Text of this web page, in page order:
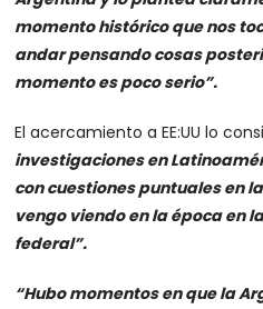
momento histórico que nos
andar pensando cosas
momento es poco serio”.
El acercamiento a EE:UU lo
investigaciones en
con cuestiones puntuales en
vengo viendo en la época en
federal”.
“Hubo momentos en que la